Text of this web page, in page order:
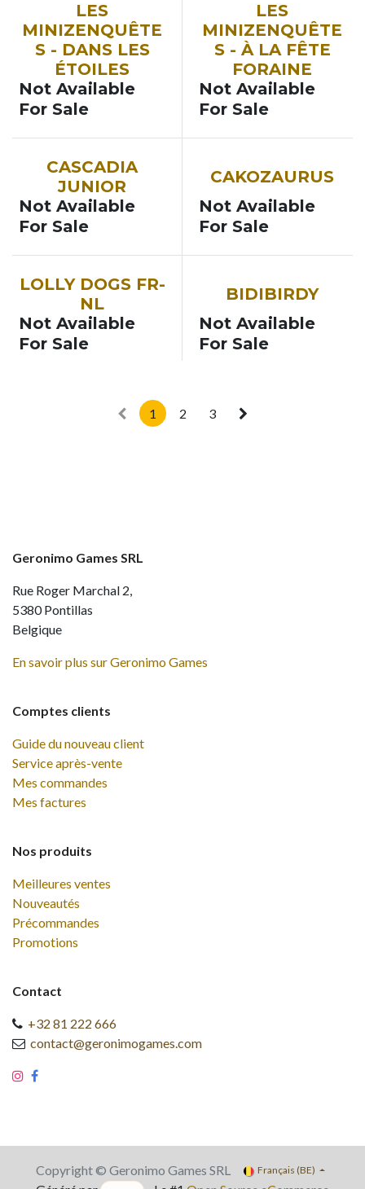
LES
MINIZENQUÊTE
S - DANS LES
ÉTOILES
Not Available
For Sale
LES
MINIZENQUÊTE
S - À LA FÊTE
FORAINE
Not Available
For Sale
CASCADIA
JUNIOR
Not Available
For Sale
CAKOZAURUS
Not Available
For Sale
LOLLY DOGS FR-
NL
Not Available
For Sale
BIDIBIRDY
Not Available
For Sale
1 2 3
Comptes clients
Guide du nouveau client
Service après-vente
Mes commandes
Mes factures
Nos produits
Meilleures ventes
Nouveautés
Précommandes
Promotions
Contact
+32 81 222 666
contact@geronimogames.com
Geronimo Games SRL
Rue Roger Marchal 2,
5380 Pontillas
Belgique
En savoir plus sur Geronimo Games
Copyright © Geronimo Games SRL Français (BE)